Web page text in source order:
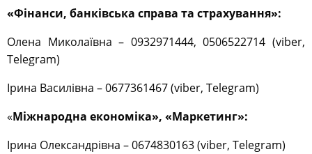
«Фінанси, банківська справа та страхування»:
Олена Миколаївна – 0932971444, 0506522714 (viber,
Telegram)
Ірина Василівна – 0677361467 (viber, Telegram)
«Міжнародна економіка», «Маркетинг»:
Ірина Олександрівна – 0674830163 (viber, Telegram)